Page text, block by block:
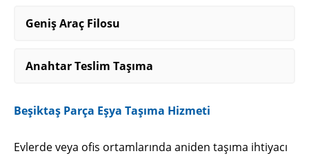
Geniş Araç Filosu
Anahtar Teslim Taşıma
Beşiktaş Parça Eşya Taşıma Hizmeti
Evlerde veya ofis ortamlarında aniden taşıma ihtiyacı